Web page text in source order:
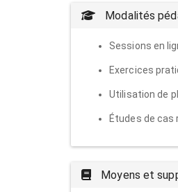
Modalités
Sessions en
Exercices
Utilisation de
Études de cas
Moyens et